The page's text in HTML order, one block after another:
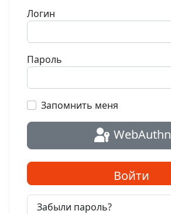
Логин
Пароль
Запомнить меня
WebAuthn
Войти
Забыли пароль?